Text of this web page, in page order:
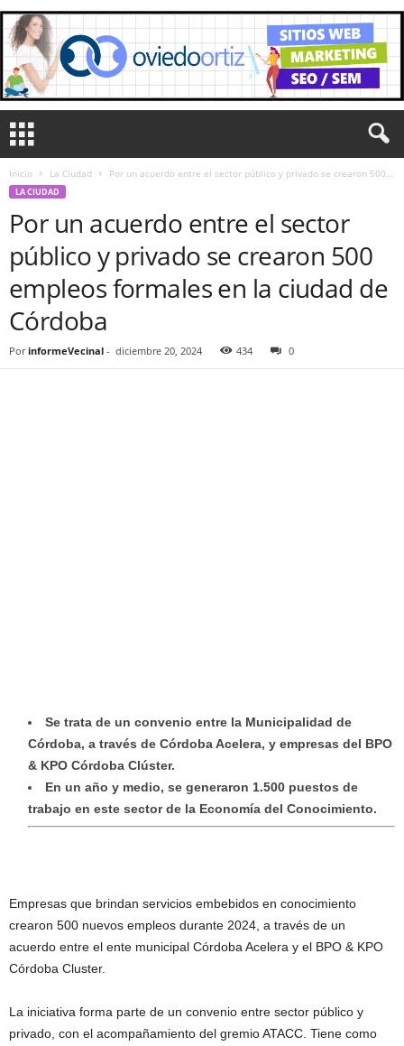
Inicio La Ciudad Por un acuerdo entre el sector público y privado se crearon 500...
LA CIUDAD
Por un acuerdo entre el sector
público y privado se crearon 500
empleos formales en la ciudad de
Córdoba
Por informeVecinal - diciembre 20, 2024 434 0
Se trata de un convenio entre la Municipalidad de
Córdoba, a través de Córdoba Acelera, y empresas del BPO
& KPO Córdoba Clúster.
En un año y medio, se generaron 1.500 puestos de
trabajo en este sector de la Economía del Conocimiento.
Empresas que brindan servicios embebidos en conocimiento
crearon 500 nuevos empleos durante 2024, a través de un
acuerdo entre el ente municipal Córdoba Acelera y el BPO & KPO
Córdoba Cluster.
La iniciativa forma parte de un convenio entre sector público y
privado, con el acompañamiento del gremio ATACC. Tiene como